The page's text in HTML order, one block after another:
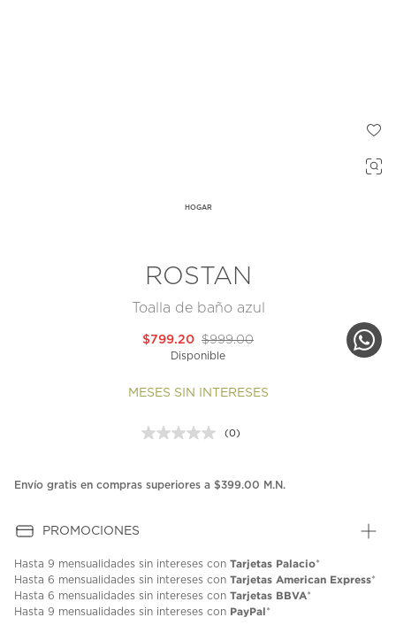
HOGAR
ROSTAN
Toalla de baño azul
$999.00
$799.20
Disponible
MESES SIN INTERESES
Sin
en
(0)
Envío gratis en compras superiores a $399.00 M.N.
PROMOCIONES
Hasta 9 mensualidades sin intereses con Tarjetas Palacio*
Hasta 6 mensualidades sin intereses con Tarjetas American Express*
Hasta 6 mensualidades sin intereses con Tarjetas BBVA*
Hasta 9 mensualidades sin intereses con PayPal*